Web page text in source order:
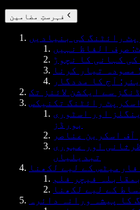
فہرستِ مضامین
رائٹنگ کی بنیادیں
صرف الفاظ نہیں
کی کہانی کا نچوڑ
مسودہ تیار کرنا
آج کا مددگار
سے ایکشن لائنز تک
رائٹنگ تکنیکس
اور اسٹوری
بورڈز
آف اسکرین عناصر
اور عبوری
تبدیلیاں
فارمیٹس کے لیے لکھنا
فیچر فلم
کے لیے لکھنا
کا پیشہ ورانہ دائرہ